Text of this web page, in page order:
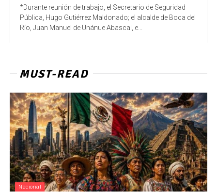
*Durante reunión de trabajo, el Secretario de Seguridad
Pública, Hugo Gutiérrez Maldonado; el alcalde de Boca del
Río, Juan Manuel de Unánue Abascal, e...
MUST-READ
Nacional